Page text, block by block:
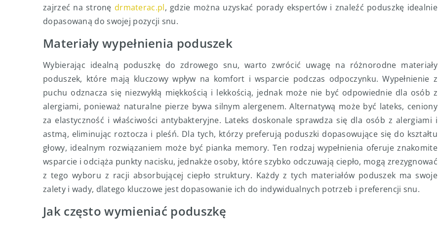
zajrzeć na stronę drmaterac.pl, gdzie można uzyskać porady ekspertów i znaleźć poduszkę idealnie
dopasowaną do swojej pozycji snu.
Materiały wypełnienia poduszek
Wybierając idealną poduszkę do zdrowego snu, warto zwrócić uwagę na różnorodne materiały
poduszek, które mają kluczowy wpływ na komfort i wsparcie podczas odpoczynku. Wypełnienie z
puchu odznacza się niezwykłą miękkością i lekkością, jednak może nie być odpowiednie dla osób z
alergiami, ponieważ naturalne pierze bywa silnym alergenem. Alternatywą może być lateks, ceniony
za elastyczność i właściwości antybakteryjne. Lateks doskonale sprawdza się dla osób z alergiami i
astmą, eliminując roztocza i pleśń. Dla tych, którzy preferują poduszki dopasowujące się do kształtu
głowy, idealnym rozwiązaniem może być pianka memory. Ten rodzaj wypełnienia oferuje znakomite
wsparcie i odciąża punkty nacisku, jednakże osoby, które szybko odczuwają ciepło, mogą zrezygnować
z tego wyboru z racji absorbującej ciepło struktury. Każdy z tych materiałów poduszek ma swoje
zalety i wady, dlatego kluczowe jest dopasowanie ich do indywidualnych potrzeb i preferencji snu.
Jak często wymieniać poduszkę